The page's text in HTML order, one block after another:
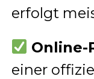
erfolgt
Online-
einer